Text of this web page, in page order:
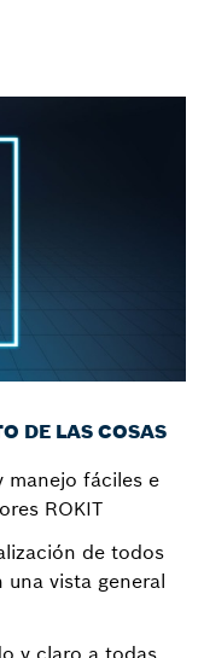
DE LAS COSAS
manejo fáciles e
ROKIT
de todos
una vista general